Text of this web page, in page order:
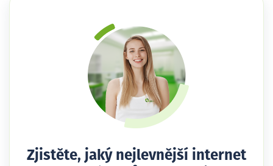
Zjistěte, jaký nejlevnější internet